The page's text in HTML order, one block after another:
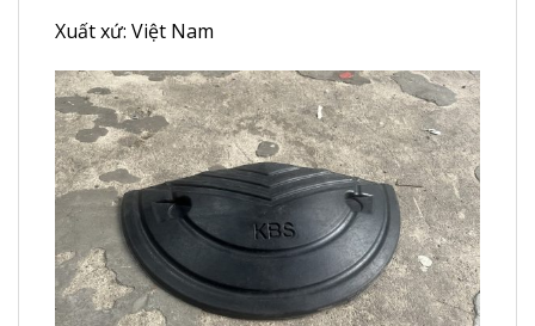
Xuất xứ: Việt Nam